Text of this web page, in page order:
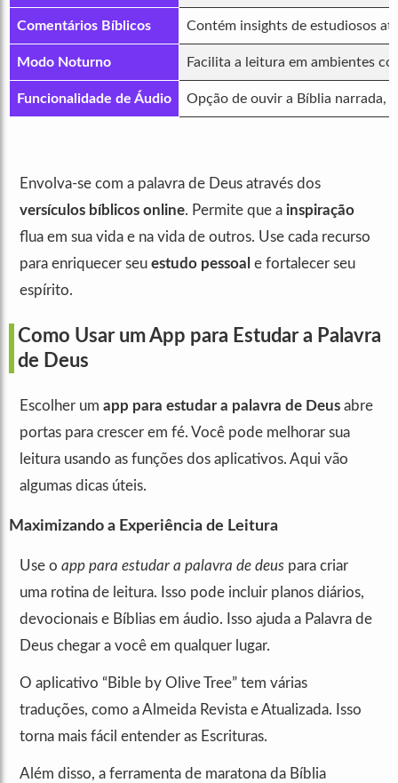
Comentários Bíblicos Contém insights de estudiosos
Modo Noturno Facilita a leitura em ambientes
Funcionalidade de Áudio Opção de ouvir a Bíblia narrada,
Envolva-se com a palavra de Deus através dos
versículos bíblicos online. Permite que a inspiração
flua em sua vida e na vida de outros. Use cada recurso
para enriquecer seu estudo pessoal e fortalecer seu
espírito.
Como Usar um App para Estudar a Palavra
de Deus
Escolher um app para estudar a palavra de Deus abre
portas para crescer em fé. Você pode melhorar sua
leitura usando as funções dos aplicativos. Aqui vão
algumas dicas úteis.
Maximizando a Experiência de Leitura
Use o app para estudar a palavra de deus para criar
uma rotina de leitura. Isso pode incluir planos diários,
devocionais e Bíblias em áudio. Isso ajuda a Palavra de
Deus chegar a você em qualquer lugar.
O aplicativo “Bible by Olive Tree” tem várias
traduções, como a Almeida Revista e Atualizada. Isso
torna mais fácil entender as Escrituras.
Além disso, a ferramenta de maratona da Bíblia